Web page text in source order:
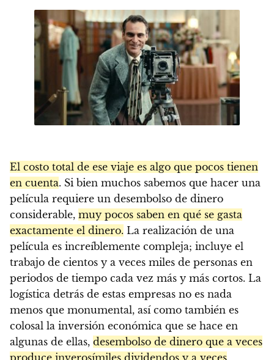
El costo total de ese viaje es algo que pocos tienen
en cuenta. Si bien muchos sabemos que hacer una
película requiere un desembolso de dinero
considerable, muy pocos saben en qué se gasta
exactamente el dinero. La realización de una
película es increíblemente compleja; incluye el
trabajo de cientos y a veces miles de personas en
periodos de tiempo cada vez más y más cortos. La
logística detrás de estas empresas no es nada
menos que monumental, así como también es
colosal la inversión económica que se hace en
algunas de ellas, desembolso de dinero que a veces